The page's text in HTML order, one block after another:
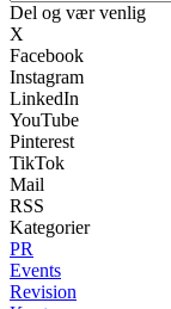
Del og vær venlig
X
Facebook
Instagram
LinkedIn
YouTube
Pinterest
TikTok
Mail
RSS
Kategorier
PR
Events
Revision